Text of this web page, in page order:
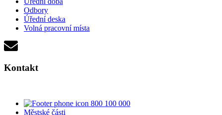
Odbory
Úřední deska
Volná pracovní místa
Kontakt
800 100 000
Městské části